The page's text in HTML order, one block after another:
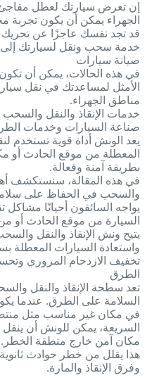
إن تعرض سيارتك لعطل مفاجئ
الجهراء يمكن أن يكون تجربة
قد تجد نفسك عاجزًا عن تحريك
خدمة سحب ونقل لسيارتك
صيانة سيارات
الأمثل لمساعدتك في نقل
مناطق الجهراء.
خدمات الإنقاذ والنقل
صناعة السيارات وخدمات
يعد الونش أداة قوية تستخدم
المعطلة من موقع الحادث أو
بطريقة آمنة وفعالة.
في هذه المقالة، سنستكشف
والسحب في الحفاظ على
يواجه السائقون أحيانًا
السيارة من موقع الحادث أو
يتيح ونش الإنقاذ والنقل
واستعادة السيارات المعطلة
تخفيف الازدحام المروري
الطرق
تعد سطحة الإنقاذ والنقل
السلامة على الطرق. عندما
في مكان غير مناسب مثل
السريعة، يمكن للونش أن
مكان آمن خارج منطقة الخطر.
هذا يقلل من خطر حوادث
وفرق الإنقاذ والمارة.